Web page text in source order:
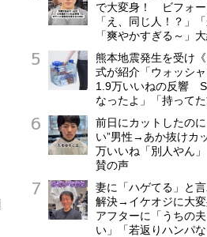
で大変身！ ビフォー
「え、同じ人！？」
「爽やかすぎる～」
熊本地震発生を受け
式が紹介「ウォッシ
1.9万いいねの反響
なったよ」「持ってた
前日にカットしたの
い”男性→あか抜けカ
万いいね「別人やん
賛の声
妻に「ハゲてる」と
解決→イケオジに大
アフターに「うちの
い」「若返りハンパな